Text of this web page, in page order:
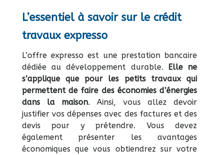
L’essentiel à savoir sur le crédit
travaux expresso
L’offre expresso est une prestation bancaire
dédiée au développement durable. Elle ne
s’applique que pour les petits travaux qui
permettent de faire des économies d’énergies
dans la maison. Ainsi, vous allez devoir
justifier vos dépenses avec des factures et des
devis pour y prétendre. Vous devez
également présenter les avantages
économiques que vous obtiendrez sur votre